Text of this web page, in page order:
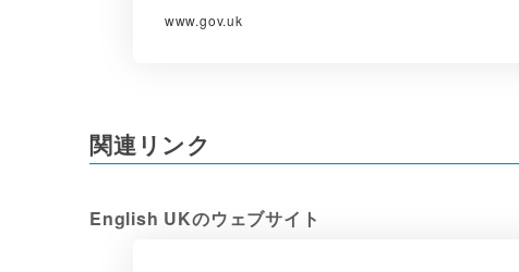
www.gov.uk
関連リンク
English UKのウェブサイト